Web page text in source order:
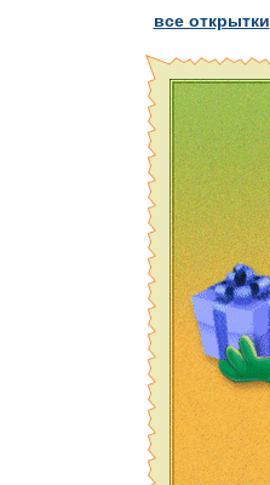
все открытки